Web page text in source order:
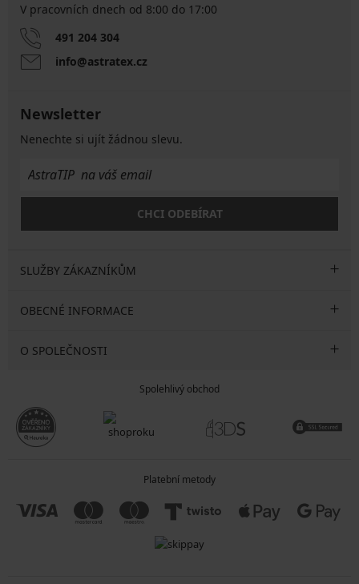
V pracovních dnech od 8:00 do 17:00
491 204 304
info@astratex.cz
Newsletter
Nenechte si ujít žádnou slevu.
CHCI ODEBÍRAT
SLUŽBY ZÁKAZNÍKŮM
OBECNÉ INFORMACE
O SPOLEČNOSTI
Spolehlivý obchod
Platební metody